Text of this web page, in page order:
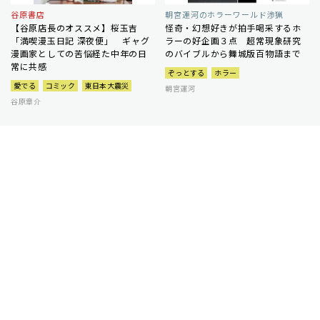
谷原書店
【谷原店長のオススメ】桜玉吉
「満喫漫玉日記 深夜便」 ギャグ
漫画家としての苦悩経た中年の日
常に共感
愛でる コミック
東日本大震災
谷原章介
朝宮運河のホラーワールド渉猟
怪奇・幻想好きが拍手喝采するホ
ラーの好企画３点 超常現象研究
のバイブルから舞城版百物語まで
ぞっとする
ホラー
朝宮運河